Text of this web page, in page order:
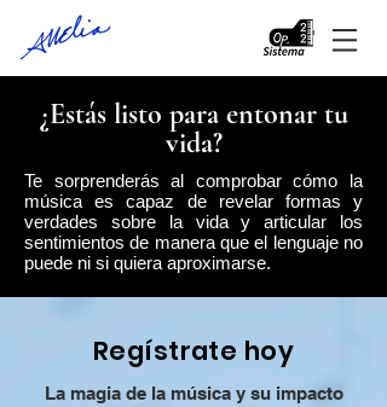
¿Estás listo para entonar tu
vida?
Te sorprenderás al comprobar cómo la
música es capaz de revelar formas y
verdades sobre la vida y articular los
sentimientos de manera que el lenguaje no
puede ni si quiera aproximarse.
Regístrate hoy
La magia de la música y su impacto